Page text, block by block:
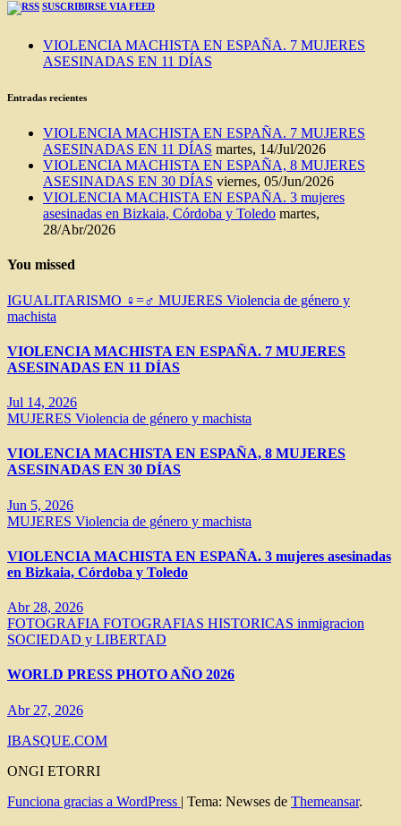
SUSCRIBIRSE VIA FEED
VIOLENCIA MACHISTA EN ESPAÑA. 7 MUJERES
ASESINADAS EN 11 DÍAS
Entradas recientes
VIOLENCIA MACHISTA EN ESPAÑA. 7 MUJERES
ASESINADAS EN 11 DÍAS martes, 14/Jul/2026
VIOLENCIA MACHISTA EN ESPAÑA, 8 MUJERES
ASESINADAS EN 30 DÍAS viernes, 05/Jun/2026
VIOLENCIA MACHISTA EN ESPAÑA. 3 mujeres
asesinadas en Bizkaia, Córdoba y Toledo martes,
28/Abr/2026
You missed
IGUALITARISMO ♀=♂ MUJERES Violencia de género y
machista
VIOLENCIA MACHISTA EN ESPAÑA. 7 MUJERES
ASESINADAS EN 11 DÍAS
Jul 14, 2026
MUJERES Violencia de género y machista
VIOLENCIA MACHISTA EN ESPAÑA, 8 MUJERES
ASESINADAS EN 30 DÍAS
Jun 5, 2026
MUJERES Violencia de género y machista
VIOLENCIA MACHISTA EN ESPAÑA. 3 mujeres asesinadas
en Bizkaia, Córdoba y Toledo
Abr 28, 2026
FOTOGRAFIA FOTOGRAFIAS HISTORICAS inmigracion
SOCIEDAD y LIBERTAD
WORLD PRESS PHOTO AÑO 2026
Abr 27, 2026
IBASQUE.COM
ONGI ETORRI
Funciona gracias a WordPress | Tema: Newses de Themeansar.